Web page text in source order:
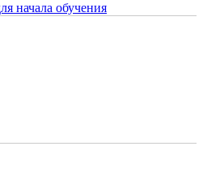
начала обучения